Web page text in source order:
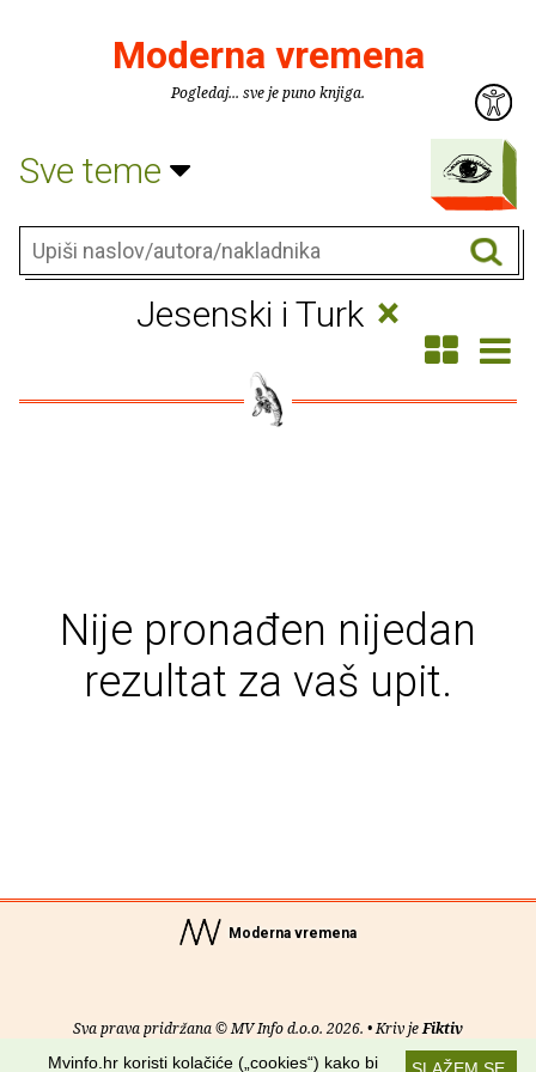
Moderna vremena
Pogledaj... sve je puno knjiga.
Sve teme
Jesenski i Turk ×
Nije pronađen nijedan
rezultat za vaš upit.
Moderna vremena
Sva prava pridržana © MV Info d.o.o. 2026. • Kriv jeFiktiv
Mvinfo.hr koristi kolačiće („cookies“) kako bi